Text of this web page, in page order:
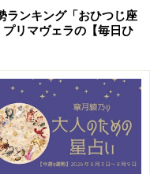
ランキング「おひつじ座
リマヴェラの【毎日ひ